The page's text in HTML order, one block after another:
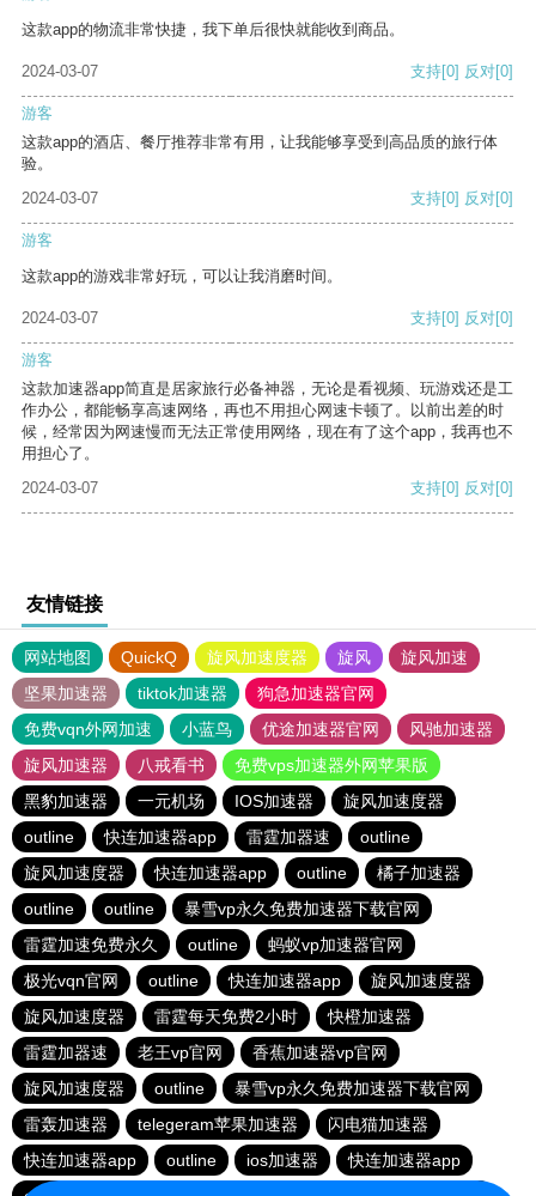
这款app的物流非常快捷，我下单后很快就能收到商品。
2024-03-07 支持[0] 反对[0]
游客
这款app的酒店、餐厅推荐非常有用，让我能够享受到高品质的旅行体
验。
2024-03-07
支持[0] 反对[0]
游客
这款app的游戏非常好玩，可以让我消磨时间。
2024-03-07 支持[0] 反对[0]
游客
这款加速器app简直是居家旅行必备神器，无论是看视频、玩游戏还是工
作办公，都能畅享高速网络，再也不用担心网速卡顿了。以前出差的时
候，经常因为网速慢而无法正常使用网络，现在有了这个app，我再也不
用担心了。
2024-03-07
支持[0] 反对[0]
友情链接
网站地图 QuickQ 旋风加速度器 旋风
旋风加速
坚果加速器
tiktok加速器
狗急加速器官网
免费vqn外网加速
小蓝鸟 优途加速器官网
风驰加速器
旋风加速器
八戒看书
免费vps加速器外网苹果版
黑豹加速器
一元机场 IOS加速器
旋风加速度器
outline
快连加速器app 雷霆加器速
outline
旋风加速度器
快连加速器app outline
橘子加速器
outline
outline
暴雪vp永久免费加速器下载官网
雷霆加速免费永久
outline
蚂蚁vp加速器官网
极光vqn官网
outline 快连加速器app
旋风加速度器
旋风加速度器
雷霆每天免费2小时
快橙加速器
雷霆加器速
老王vp官网
香蕉加速器vp官网
旋风加速度器
outline
暴雪vp永久免费加速器下载官网
雷轰加速器
telegeram苹果加速器
闪电猫加速器
快连加速器app
outline ios加速器
快连加速器app